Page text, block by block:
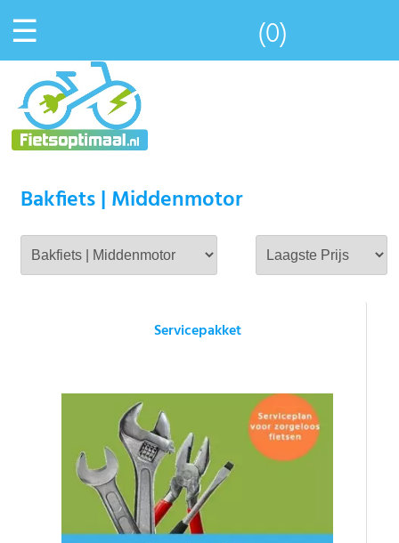
☰ (0)
Bakfiets | Middenmotor
Servicepakket